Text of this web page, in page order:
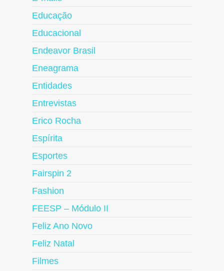
Educação
Educacional
Endeavor Brasil
Eneagrama
Entidades
Entrevistas
Erico Rocha
Espírita
Esportes
Fairspin 2
Fashion
FEESP – Módulo II
Feliz Ano Novo
Feliz Natal
Filmes